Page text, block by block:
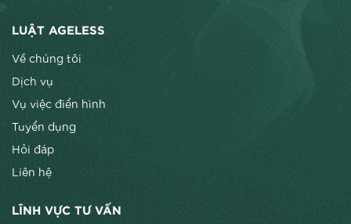
LUẬT AGELESS
Về chúng tôi
Dịch vụ
Vụ việc điển hình
Tuyển dụng
Hỏi đáp
Liên hệ
LĨNH VỰC TƯ VẤN